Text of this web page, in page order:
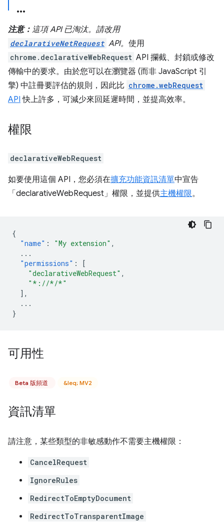
注意： 這項 API 已淘汰。請改用
declarativeNetRequest API。 使用
chrome.declarativeWebRequest API 攔截、封鎖或修改
傳輸中的要求。由於您可以在瀏覽器 (而非 JavaScript 引
擎) 中註冊要評估的規則，因此比 chrome.webRequest
API 快上許多，可減少來回延遲時間，並提高效率。
權限
declarativeWebRequest
如要使用這個 API，您必須在擴充功能資訊清單中宣告
「declarativeWebRequest」權限，並提供主機權限。
{
"name" : "My extension" ,
...
"permissions" :
[
"declarativeWebRequest" ,
"*://*/*"
],
...
}
可用性
Beta 版頻道 &leq; MV2
資訊清單
請注意，某些類型的非敏感動作不需要主機權限：
CancelRequest
IgnoreRules
RedirectToEmptyDocument
RedirectToTransparentImage